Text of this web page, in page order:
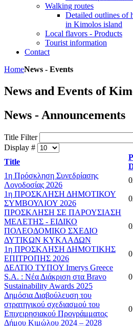
Walking routes
Detailed outlines of
in Kimolos island
Local flavors - Products
Tourist information
Contact
HomeNews - Events
News and Events of
News - Announcements
Title Filter
Display #
Title
1η Πρόσκληση Συνεδρίασης
Λογοδοσίας 2026
1η ΠΡΟΣΚΛΗΣΗ ΔΗΜΟΤΙΚΟΥ
ΣΥΜΒΟΥΛΙΟΥ 2026
ΠΡΟΣΚΛΗΣΗ ΣΕ ΠΑΡΟΥΣΙΑΣΗ
ΜΕΛΕΤΗΣ - ΕΙΔΙΚΟ
ΠΟΛΕΟΔΟΜΙΚΟ ΣΧΕΔΙΟ
ΔΥΤΙΚΩΝ ΚΥΚΛΑΔΩΝ
1η ΠΡΟΣΚΛΗΣΗ ΔΗΜΟΤΙΚΗΣ
ΕΠΙΤΡΟΠΗΣ 2026
ΔΕΛΤΙΟ ΤΥΠΟΥ Imerys Greece
S.A. : Νέα Διάκριση στα Bravo
Sustainability Awards 2025
Δημόσια Διαβούλευση του
στρατηγικού σχεδιασμού του
Επιχειρησιακού Προγράμματος
Δήμου Κιμώλου 2024 – 2028